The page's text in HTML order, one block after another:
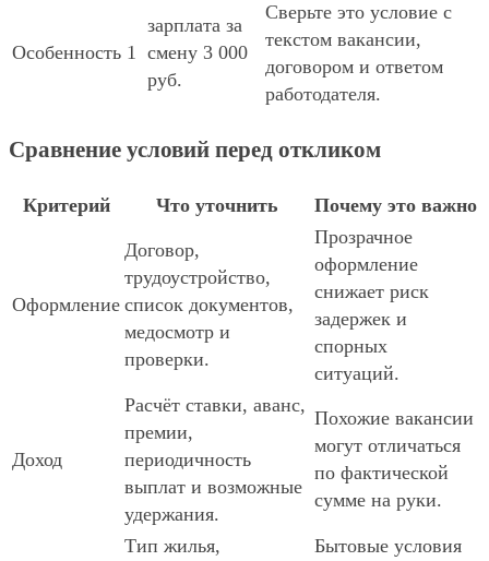
Особенность 1
зарплата за
смену 3 000
руб.
Сверьте это условие с
текстом вакансии,
договором и ответом
работодателя.
Сравнение условий перед откликом
Критерий Что уточнить Почему это важно
Оформление
Договор,
трудоустройство,
список документов,
медосмотр и
проверки.
Прозрачное
оформление
снижает риск
задержек и
спорных
ситуаций.
Доход
Расчёт ставки, аванс,
премии,
периодичность
выплат и возможные
удержания.
Похожие вакансии
могут отличаться
по фактической
сумме на руки.
Тип жилья,
Бытовые условия